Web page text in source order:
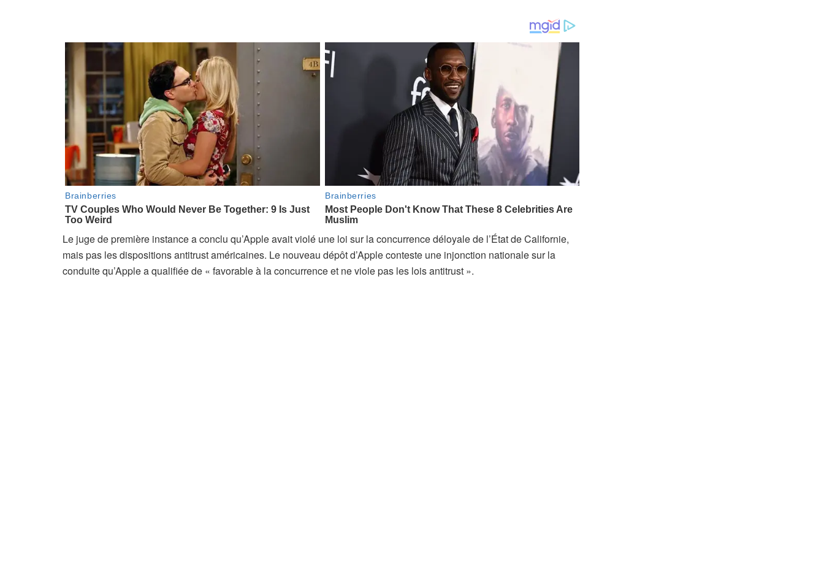
Le juge de première instance a conclu qu’Apple avait violé une loi sur la concurrence déloyale de l’État de Californie,
mais pas les dispositions antitrust américaines. Le nouveau dépôt d’Apple conteste une injonction nationale sur la
conduite qu’Apple a qualifiée de « favorable à la concurrence et ne viole pas les lois antitrust ».